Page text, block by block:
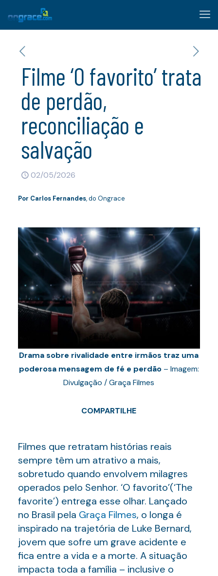
Filme ‘O favorito’ trata
de perdão,
reconciliação e
salvação
02/05/2026
Por Carlos Fernandes, do Ongrace
Drama sobre rivalidade entre irmãos traz uma
poderosa mensagem de fé e perdão– Imagem:
Divulgação / Graça Filmes
COMPARTILHE
Filmes que retratam histórias reais
sempre têm um atrativo a mais,
sobretudo quando envolvem milagres
operados pelo Senhor. ‘O favorito’(‘The
favorite’) entrega esse olhar. Lançado
no Brasil pela Graça Filmes, o longa é
inspirado na trajetória de Luke Bernard,
jovem que sofre um grave acidente e
fica entre a vida e a morte. A situação
impacta toda a família – inclusive o